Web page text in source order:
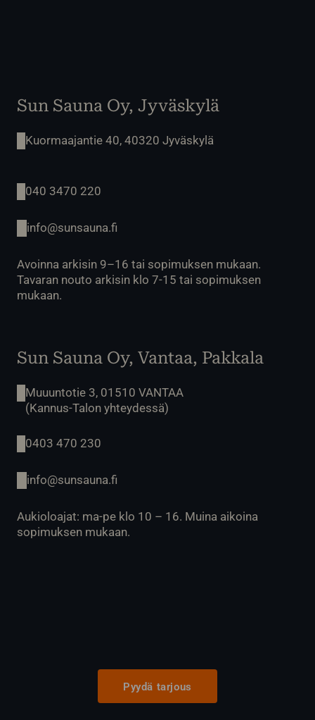
Sun Sauna Oy, Jyväskylä
Kuormaajantie 40, 40320 Jyväskylä
040 3470 220
info@sunsauna.fi
Avoinna arkisin 9–16 tai sopimuksen mukaan.
Tavaran nouto arkisin klo 7-15 tai sopimuksen
mukaan.
Sun Sauna Oy, Vantaa, Pakkala
Muuuntotie 3, 01510 VANTAA
(Kannus-Talon yhteydessä)
0403 470 230
info@sunsauna.fi
Aukioloajat: ma-pe klo 10 – 16. Muina aikoina
sopimuksen mukaan.
Pyydä tarjous